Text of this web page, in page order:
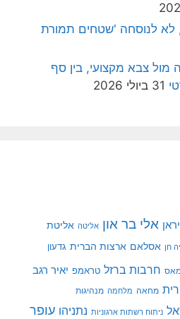
לא לנוסחה 'שטחים תמורת
מול צבא מקצועי, בין סף
31 ביולי 2026
אלי בר און אליטה אליטת
חן אסלאם ארצות הברית גדעון
חרבות ברזל טראמפ יאיר רגב
מחאה מלחמה מנהיגות
ניתוח רשתות ארגוניות נתניהו עופר